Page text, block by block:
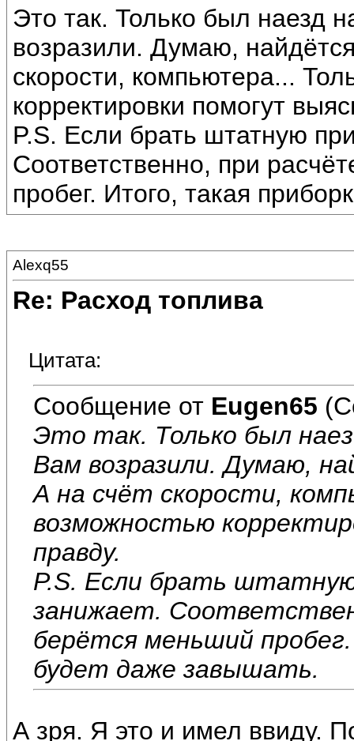
Это так. Только был наезд
возразили. Думаю,
скорости, компьютера...
корректировки помогут
P.S. Если брать штатную
Соответственно, при
пробег. Итого, такая
Alexq55
Re: Расход топлива
Цитата:
Сообщение от Eugen65
Это так. Только был
Вам возразили. Думаю,
А на счёт скорости,
возможностью
правду.
P.S. Если брать
занижает.
берётся меньший
будет даже завышать.
А зря. Я это и имел ввиду.